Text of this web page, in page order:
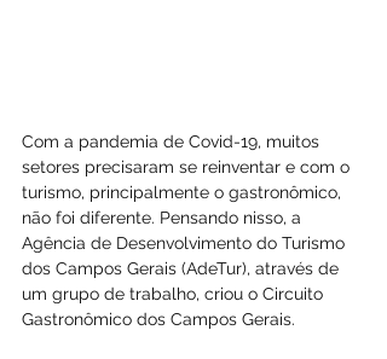
Com a pandemia de Covid-19, muitos
setores precisaram se reinventar e com o
turismo, principalmente o gastronômico,
não foi diferente. Pensando nisso, a
Agência de Desenvolvimento do Turismo
dos Campos Gerais (AdeTur), através de
um grupo de trabalho, criou o Circuito
Gastronômico dos Campos Gerais.